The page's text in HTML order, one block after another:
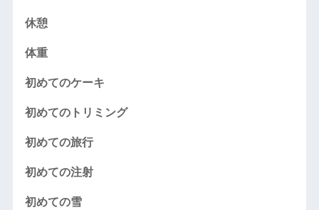
休憩
体重
初めてのケーキ
初めてのトリミング
初めての旅行
初めての注射
初めての雪